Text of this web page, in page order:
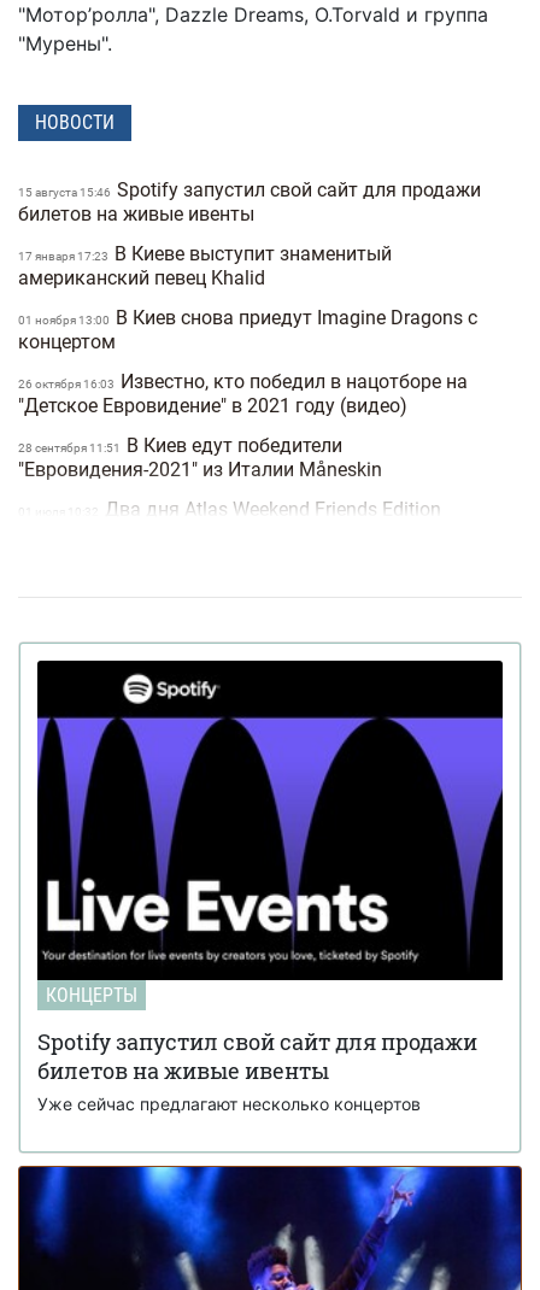
"Мотор’ролла", Dazzle Dreams, O.Torvald и группа
"Мурены".
НОВОСТИ
15 августа 15:46 Spotify запустил свой сайт для продажи
билетов на живые ивенты
17 января 17:23
В Киеве выступит знаменитый
американский певец Khalid
01 ноября 13:00
В Киев снова приедут Imagine Dragons с
концертом
26 октября 16:03
Известно, кто победил в нацотборе на
"Детское Евровидение" в 2021 году (видео)
28 сентября 11:51
В Киев едут победители
"Евровидения-2021" из Италии Måneskin
01 июля 10:32
Два дня Atlas Weekend Friends Edition
киевское шоу Depeche Mode
Отпразднуйте День Влюбленных на концерте
группы Depeche Mode!
19 декабря 16:28
Концертное агентство «Аншлаг» в
преддверии новогодних праздников проводит акцию
19 декабря 13:18 Новый альбом KAZAKY уже в iTunes
11 ноября 10:00 Леди Гага уже задумывается о детях
21 октября 11:11
Виступ групи “Втрачаю контроль” у Freud
House
15 октября 11:14 19 октября состоится грандиозное шоу Ани
Лорак при участии специальных гостей
art club
Эмика везет в Киев эротическое шоу
Женщина
На Нашем Радио начали разыгрывать
людей
02 сентября 13:35
Longer Party: Тимати едет в Киев!
КОНЦЕРТЫ
Spotify запустил свой сайт для продажи
билетов на живые ивенты
Уже сейчас предлагают несколько концертов